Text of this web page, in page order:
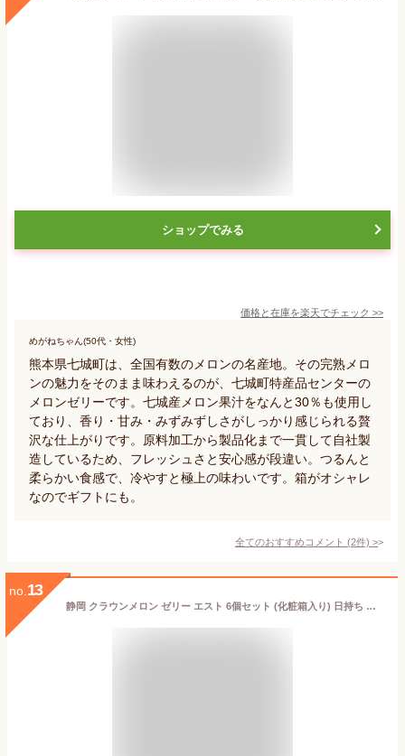
ショップでみる
価格と在庫を楽天でチェック >>
めがねちゃん(50代・女性)
熊本県七城町は、全国有数のメロンの名産地。その完熟メロ
ンの魅力をそのまま味わえるのが、七城町特産品センターの
メロンゼリーです。七城産メロン果汁をなんと30％も使用し
ており、香り・甘み・みずみずしさがしっかり感じられる贅
沢な仕上がりです。原料加工から製品化まで一貫して自社製
造しているため、フレッシュさと安心感が段違い。つるんと
柔らかい食感で、冷やすと極上の味わいです。箱がオシャレ
なのでギフトにも。
全てのおすすめコメント (2件) >
no. 13
静岡 クラウンメロン ゼリー エスト 6個セット (化粧箱入り) 日持ち お中元 暑中見舞い 残暑見舞い 内祝 お誕生日 お見舞 お供え 志 御礼 手土産 スイーツ 常温保存 父の日